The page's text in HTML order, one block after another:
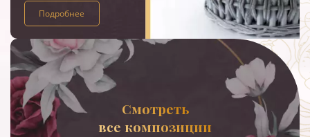
Подробнее
Смотреть
все композиции